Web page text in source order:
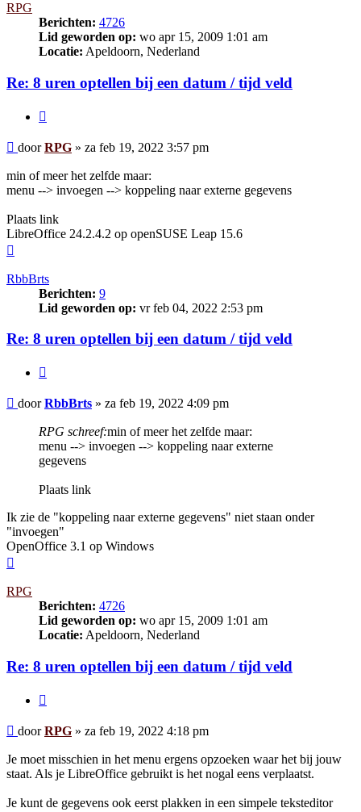
RPG
Berichten: 4726
Lid geworden op: wo apr 15, 2009 1:01 am
Locatie: Apeldoorn, Nederland
Re: 8 uren optellen bij een datum / tijd veld
Bericht
doorRPG » za feb 19, 2022 3:57 pm
min of meer het zelfde maar:
menu --> invoegen --> koppeling naar externe gegevens
Plaats link
LibreOffice 24.2.4.2 op openSUSE Leap 15.6
RbbBrts
Berichten: 9
Lid geworden op: vr feb 04, 2022 2:53 pm
Re: 8 uren optellen bij een datum / tijd veld
Bericht
doorRbbBrts » za feb 19, 2022 4:09 pm
RPG schreef:min of meer het zelfde maar:
menu --> invoegen --> koppeling naar externe
gegevens
Plaats link
Ik zie de "koppeling naar externe gegevens" niet staan onder
"invoegen"
OpenOffice 3.1 op Windows
RPG
Berichten: 4726
Lid geworden op: wo apr 15, 2009 1:01 am
Locatie: Apeldoorn, Nederland
Re: 8 uren optellen bij een datum / tijd veld
Bericht
doorRPG » za feb 19, 2022 4:18 pm
Je moet misschien in het menu ergens opzoeken waar het bij jouw
staat. Als je LibreOffice gebruikt is het nogal eens verplaatst.
Je kunt de gegevens ook eerst plakken in een simpele teksteditor